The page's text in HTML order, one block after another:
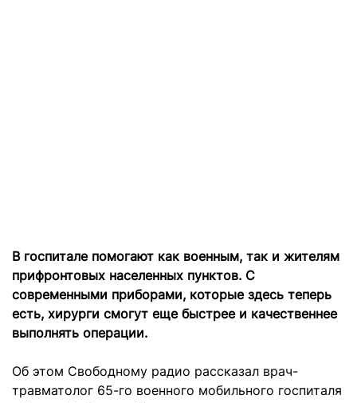
В госпитале помогают как военным, так и жителям
прифронтовых населенных пунктов. С
современными приборами, которые здесь теперь
есть, хирурги смогут еще быстрее и качественнее
выполнять операции.
Об этом Свободному радио рассказал врач-
травматолог 65-го военного мобильного госпиталя